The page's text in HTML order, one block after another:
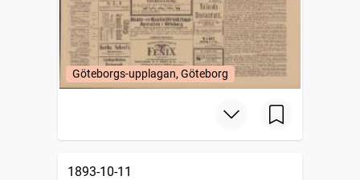
Göteborgs-upplagan, Göteborg
1893-10-11